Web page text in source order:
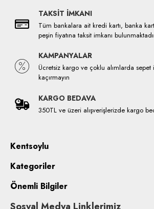
TAKSİT İMKANI
Tüm bankalara ait kredi kartı, banka
peşin fiyatına taksit imkanı
KAMPANYALAR
Ücretsiz kargo ve çoklu alımlarda
kaçırmayın
KARGO BEDAVA
350TL ve üzeri alışverişlerizde kargo
Kentsoylu
Kategoriler
Önemli Bilgiler